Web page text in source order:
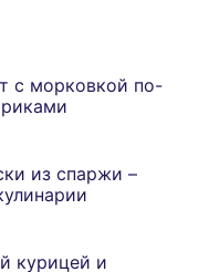
с морковкой по-
из спаржи –
курицей и